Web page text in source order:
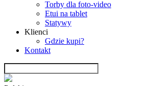
Torby dla foto-video
Etui na tablet
Statywy
Klienci
Gdzie kupi?
Kontakt